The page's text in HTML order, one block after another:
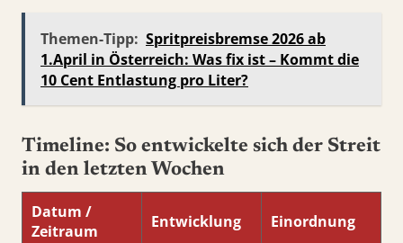
Themen-Tipp: Spritpreisbremse 2026 ab
1.April in Österreich: Was fix ist – Kommt die
10 Cent Entlastung pro Liter?
Timeline: So entwickelte sich der Streit
in den letzten Wochen
Datum /
Zeitraum
Entwicklung Einordnung